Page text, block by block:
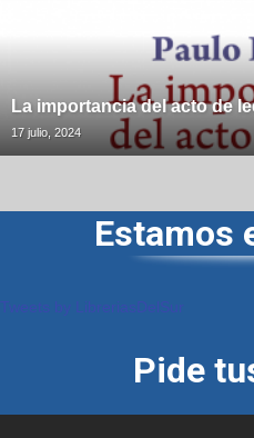
La importancia del acto de
17 julio, 2024
Estamos
Pide